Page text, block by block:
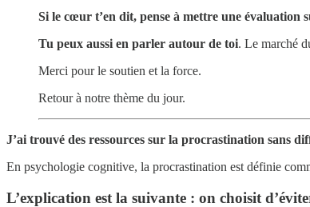
Si le cœur t’en dit, pense à mettre une évaluation
Tu peux aussi en parler autour de toi. Le marché
Merci pour le soutien et la force.
Retour à notre thème du jour.
J’ai trouvé des ressources sur la procrastination sans
En psychologie cognitive, la procrastination est définie
L’explication est la suivante : on choisit